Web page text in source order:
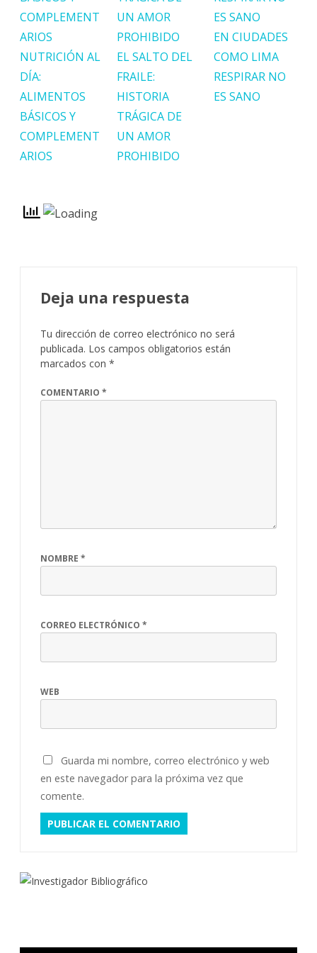
NUTRICIÓN AL
DÍA:
ALIMENTOS
BÁSICOS Y
COMPLEMENT
ARIOS
EL SALTO DEL
FRAILE:
HISTORIA
TRÁGICA DE
UN AMOR
PROHIBIDO
EN CIUDADES
COMO LIMA
RESPIRAR NO
ES SANO
Deja una respuesta
Tu dirección de correo electrónico no será
publicada. Los campos obligatorios están
marcados con *
COMENTARIO *
NOMBRE *
CORREO ELECTRÓNICO *
WEB
Guarda mi nombre, correo electrónico y web
en este navegador para la próxima vez que
comente.